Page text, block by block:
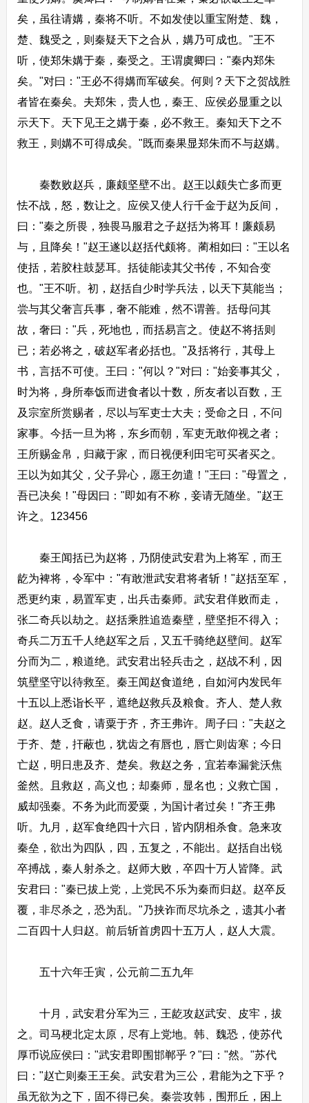
矣，虽往请媾，秦将不听。不如发使以重宝附楚、魏，
楚、魏受之，则秦疑天下之合从，媾乃可成也。"王不
听，使郑朱媾于秦，秦受之。王谓虞卿曰："秦内郑朱
矣。"对曰："王必不得媾而军破矣。何则？天下之贺战胜
者皆在秦矣。夫郑朱，贵人也，秦王、应侯必显重之以
示天下。天下见王之媾于秦，必不救王。秦知天下之不
救王，则媾不可得成矣。"既而秦果显郑朱而不与赵媾。
秦数败赵兵，廉颇坚壁不出。赵王以颇失亡多而更
怯不战，怒，数让之。应侯又使人行千金于赵为反间，
曰："秦之所畏，独畏马服君之子赵括为将耳！廉颇易
与，且降矣！"赵王遂以赵括代颇将。蔺相如曰："王以名
使括，若胶柱鼓瑟耳。括徒能读其父书传，不知合变
也。"王不听。初，赵括自少时学兵法，以天下莫能当；
尝与其父奢言兵事，奢不能难，然不谓善。括母问其
故，奢曰："兵，死地也，而括易言之。使赵不将括则
已；若必将之，破赵军者必括也。"及括将行，其母上
书，言括不可使。王曰："何以？"对曰："始妾事其父，
时为将，身所奉饭而进食者以十数，所友者以百数，王
及宗室所赏赐者，尽以与军吏士大夫；受命之日，不问
家事。今括一旦为将，东乡而朝，军吏无敢仰视之者；
王所赐金帛，归藏于家，而日视便利田宅可买者买之。
王以为如其父，父子异心，愿王勿遣！"王曰："母置之，
吾已决矣！"母因曰："即如有不称，妾请无随坐。"赵王
许之。123456
秦王闻括已为赵将，乃阴使武安君为上将军，而王
龁为裨将，令军中："有敢泄武安君将者斩！"赵括至军，
悉更约束，易置军吏，出兵击秦师。武安君佯败而走，
张二奇兵以劫之。赵括乘胜追造秦壁，壁坚拒不得入；
奇兵二万五千人绝赵军之后，又五千骑绝赵壁间。赵军
分而为二，粮道绝。武安君出轻兵击之，赵战不利，因
筑壁坚守以待救至。秦王闻赵食道绝，自如河内发民年
十五以上悉诣长平，遮绝赵救兵及粮食。齐人、楚人救
赵。赵人乏食，请粟于齐，齐王弗许。周子曰："夫赵之
于齐、楚，扞蔽也，犹齿之有唇也，唇亡则齿寒；今日
亡赵，明日患及齐、楚矣。救赵之务，宜若奉漏瓮沃焦
釜然。且救赵，高义也；却秦师，显名也；义救亡国，
威却强秦。不务为此而爱粟，为国计者过矣！"齐王弗
听。九月，赵军食绝四十六日，皆内阴相杀食。急来攻
秦垒，欲出为四队，四，五复之，不能出。赵括自出锐
卒搏战，秦人射杀之。赵师大败，卒四十万人皆降。武
安君曰："秦已拔上党，上党民不乐为秦而归赵。赵卒反
覆，非尽杀之，恐为乱。"乃挟诈而尽坑杀之，遗其小者
二百四十人归赵。前后斩首虏四十五万人，赵人大震。
五十六年壬寅，公元前二五九年
十月，武安君分军为三，王龁攻赵武安、皮牢，拔
之。司马梗北定太原，尽有上党地。韩、魏恐，使苏代
厚币说应侯曰："武安君即围邯郸乎？"曰："然。"苏代
曰："赵亡则秦王王矣。武安君为三公，君能为之下乎？
虽无欲为之下，固不得已矣。秦尝攻韩，围邢丘，困上